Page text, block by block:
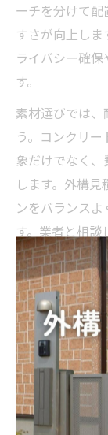
ーチを分けて
すさが向上し
ライバシー確
す。
素材選びでは
う。コンクリ
象だけでなく
します。外構
ンをバランス
す。業者と相談
外構工
外構工事の費
外構工事は内